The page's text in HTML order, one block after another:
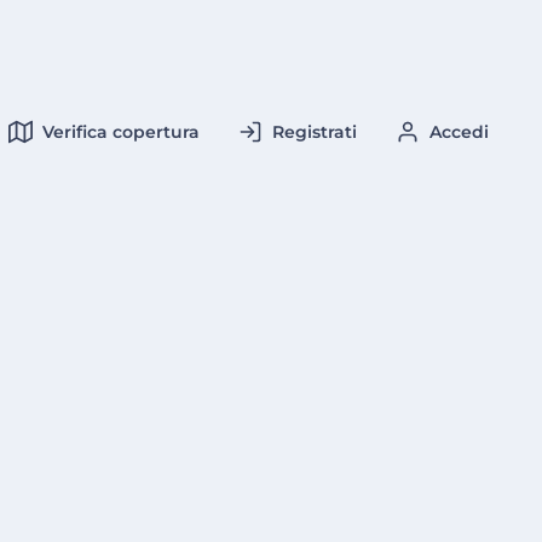
Verifica copertura Registrati Accedi